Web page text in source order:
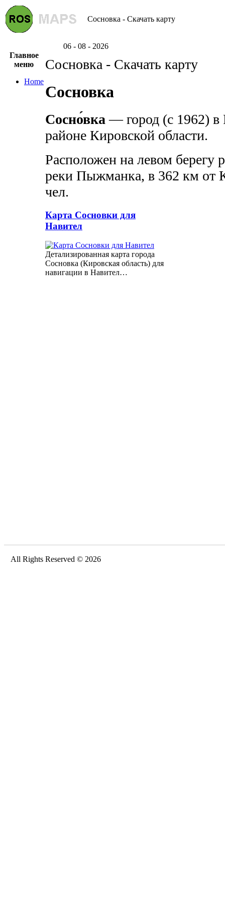
Сосновка - Скачать карту
06 - 08 - 2026
Главное
меню
Home
Сосновка - Скачать карту
Сосновка
Сосно́вка — город (с 1962) в
районе Кировской области.
Расположен на левом берегу
реки Пыжманка, в 362 км от
чел.
Карта Сосновки для
Навител
Детализированная карта города
Сосновка (Кировская область) для
навигации в Навител…
All Rights Reserved © 2026